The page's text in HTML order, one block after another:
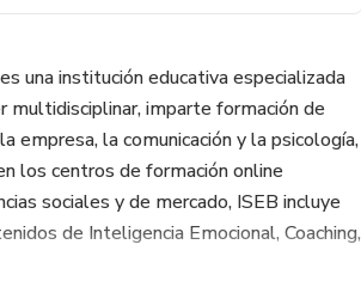
una institución educativa especializada
multidisciplinar, imparte formación de
empresa, la comunicación y la psicología,
los centros de formación online
sociales y de mercado, ISEB incluye
de Inteligencia Emocional, Coaching,